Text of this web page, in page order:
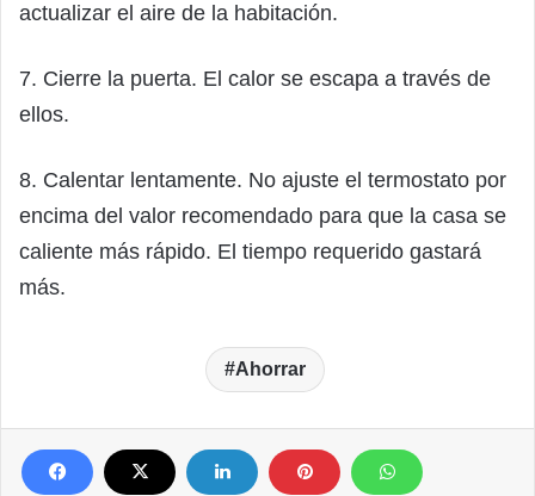
actualizar el aire de la habitación.
7. Cierre la puerta. El calor se escapa a través de
ellos.
8. Calentar lentamente. No ajuste el termostato por
encima del valor recomendado para que la casa se
caliente más rápido. El tiempo requerido gastará
más.
Ahorrar